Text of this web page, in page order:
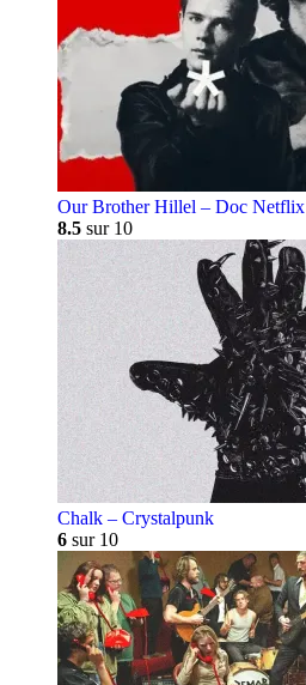
Our Brother Hillel – Doc Netflix
8.5 sur 10
Chalk – Crystalpunk
6 sur 10